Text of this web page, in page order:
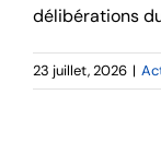
délibérations
23 juillet, 2026 |